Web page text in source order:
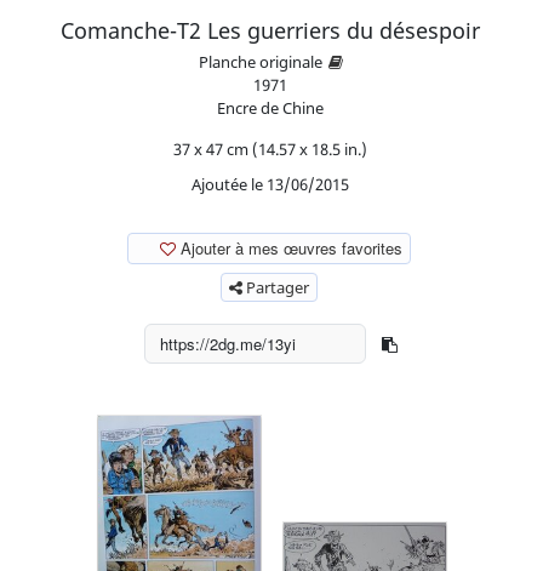
Comanche-T2 Les guerriers du désespoir
Planche originale
1971
Encre de Chine
37 x 47 cm (14.57 x 18.5 in.)
Ajoutée le 13/06/2015
Ajouter à mes œuvres favorites
Partager